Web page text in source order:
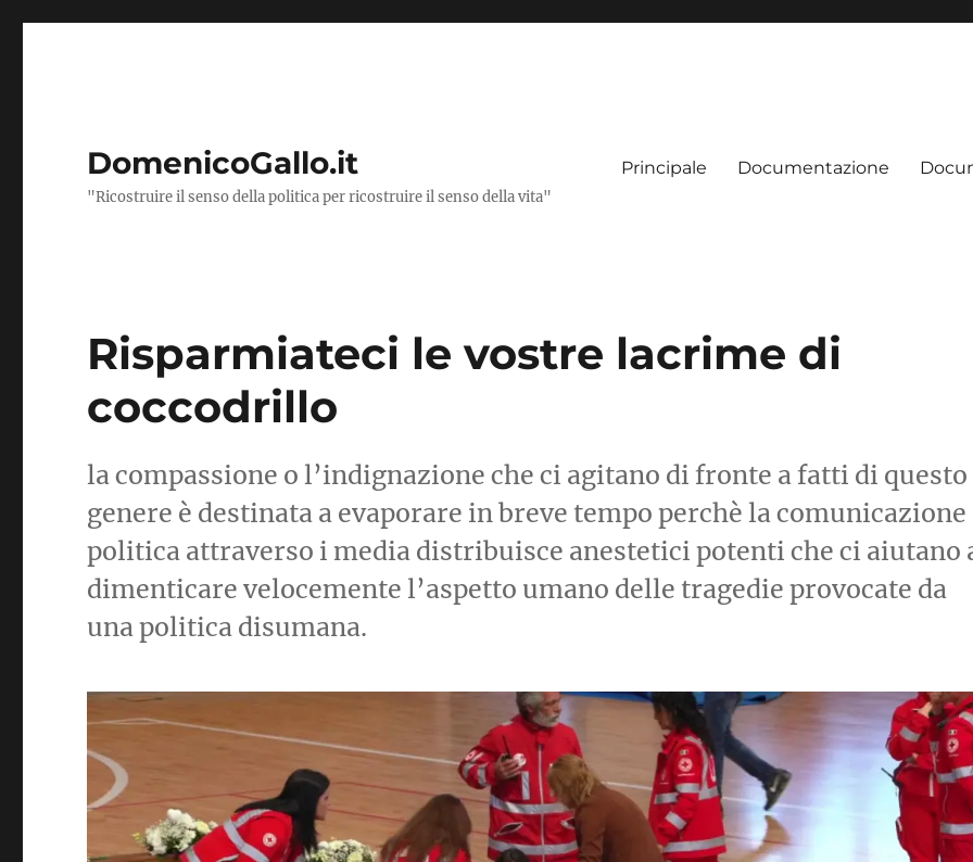
DomenicoGallo.it
"Ricostruire il senso della politica per ricostruire il senso della vita"
Principale Documentazione
Risparmiateci le vostre lacrime di
coccodrillo
la compassione o l’indignazione che ci agitano di fronte a fatti di questo
genere è destinata a evaporare in breve tempo perchè la comunicazione
politica attraverso i media distribuisce anestetici potenti che ci aiutano
dimenticare velocemente l’aspetto umano delle tragedie provocate da
una politica disumana.